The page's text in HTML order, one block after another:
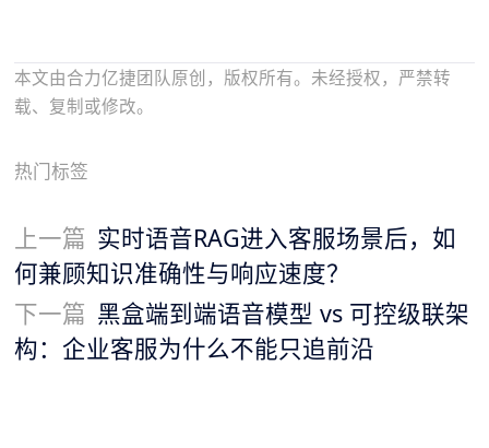
本文由合力亿捷团队原创，版权所有。未经授权，严禁转
载、复制或修改。
热门标签
上一篇 实时语音RAG进入客服场景后，如
何兼顾知识准确性与响应速度？
下一篇 黑盒端到端语音模型 vs 可控级联架
构：企业客服为什么不能只追前沿